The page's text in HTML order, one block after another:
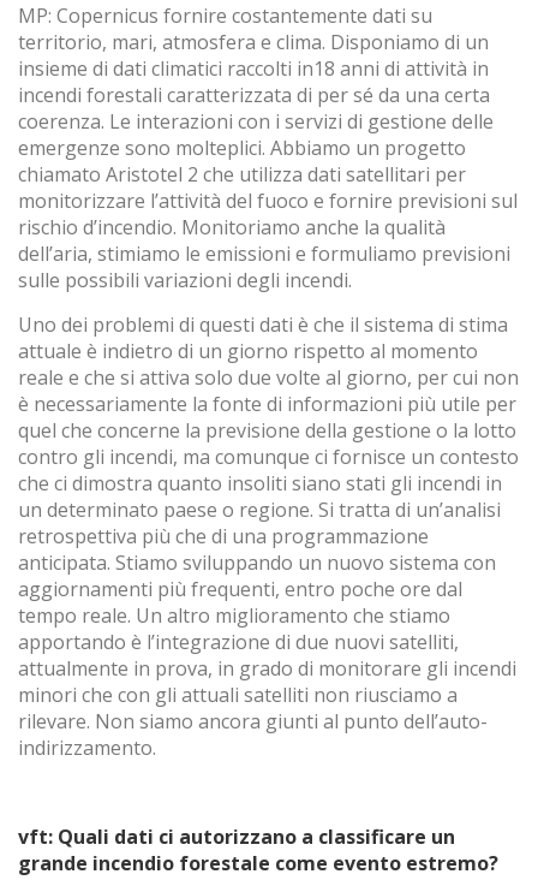
MP: Copernicus fornire costantemente dati su
territorio, mari, atmosfera e clima. Disponiamo di un
insieme di dati climatici raccolti in18 anni di attività in
incendi forestali caratterizzata di per sé da una certa
coerenza. Le interazioni con i servizi di gestione delle
emergenze sono molteplici. Abbiamo un progetto
chiamato Aristotel 2 che utilizza dati satellitari per
monitorizzare l’attività del fuoco e fornire previsioni sul
rischio d’incendio. Monitoriamo anche la qualità
dell’aria, stimiamo le emissioni e formuliamo previsioni
sulle possibili variazioni degli incendi.
Uno dei problemi di questi dati è che il sistema di stima
attuale è indietro di un giorno rispetto al momento
reale e che si attiva solo due volte al giorno, per cui non
è necessariamente la fonte di informazioni più utile per
quel che concerne la previsione della gestione o la lotto
contro gli incendi, ma comunque ci fornisce un contesto
che ci dimostra quanto insoliti siano stati gli incendi in
un determinato paese o regione. Si tratta di un’analisi
retrospettiva più che di una programmazione
anticipata. Stiamo sviluppando un nuovo sistema con
aggiornamenti più frequenti, entro poche ore dal
tempo reale. Un altro miglioramento che stiamo
apportando è l’integrazione di due nuovi satelliti,
attualmente in prova, in grado di monitorare gli incendi
minori che con gli attuali satelliti non riusciamo a
rilevare. Non siamo ancora giunti al punto dell’auto-
indirizzamento.
vft: Quali dati ci autorizzano a classificare un
grande incendio forestale come evento estremo?